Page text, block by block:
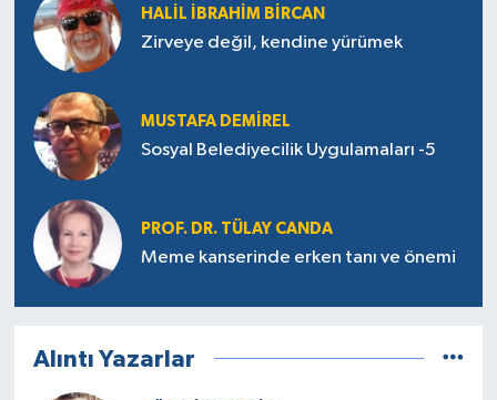
HALIL İBRAHIM BIRCAN
Zirveye değil, kendine yürümek
MUSTAFA DEMIREL
Sosyal Belediyecilik Uygulamaları -5
PROF. DR. TÜLAY CANDA
Meme kanserinde erken tanı ve önemi
Alıntı Yazarlar